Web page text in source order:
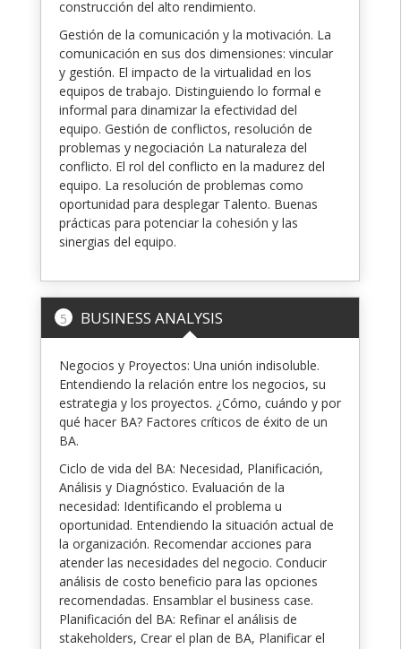
construcción del alto rendimiento.
Gestión de la comunicación y la motivación. La
comunicación en sus dos dimensiones: vincular
y gestión. El impacto de la virtualidad en los
equipos de trabajo. Distinguiendo lo formal e
informal para dinamizar la efectividad del
equipo. Gestión de conflictos, resolución de
problemas y negociación La naturaleza del
conflicto. El rol del conflicto en la madurez del
equipo. La resolución de problemas como
oportunidad para desplegar Talento. Buenas
prácticas para potenciar la cohesión y las
sinergias del equipo.
5 BUSINESS ANALYSIS
Negocios y Proyectos: Una unión indisoluble.
Entendiendo la relación entre los negocios, su
estrategia y los proyectos. ¿Cómo, cuándo y por
qué hacer BA? Factores críticos de éxito de un
BA.
Ciclo de vida del BA: Necesidad, Planificación,
Análisis y Diagnóstico. Evaluación de la
necesidad: Identificando el problema u
oportunidad. Entendiendo la situación actual de
la organización. Recomendar acciones para
atender las necesidades del negocio. Conducir
análisis de costo beneficio para las opciones
recomendadas. Ensamblar el business case.
Planificación del BA: Refinar el análisis de
stakeholders, Crear el plan de BA, Planificar el